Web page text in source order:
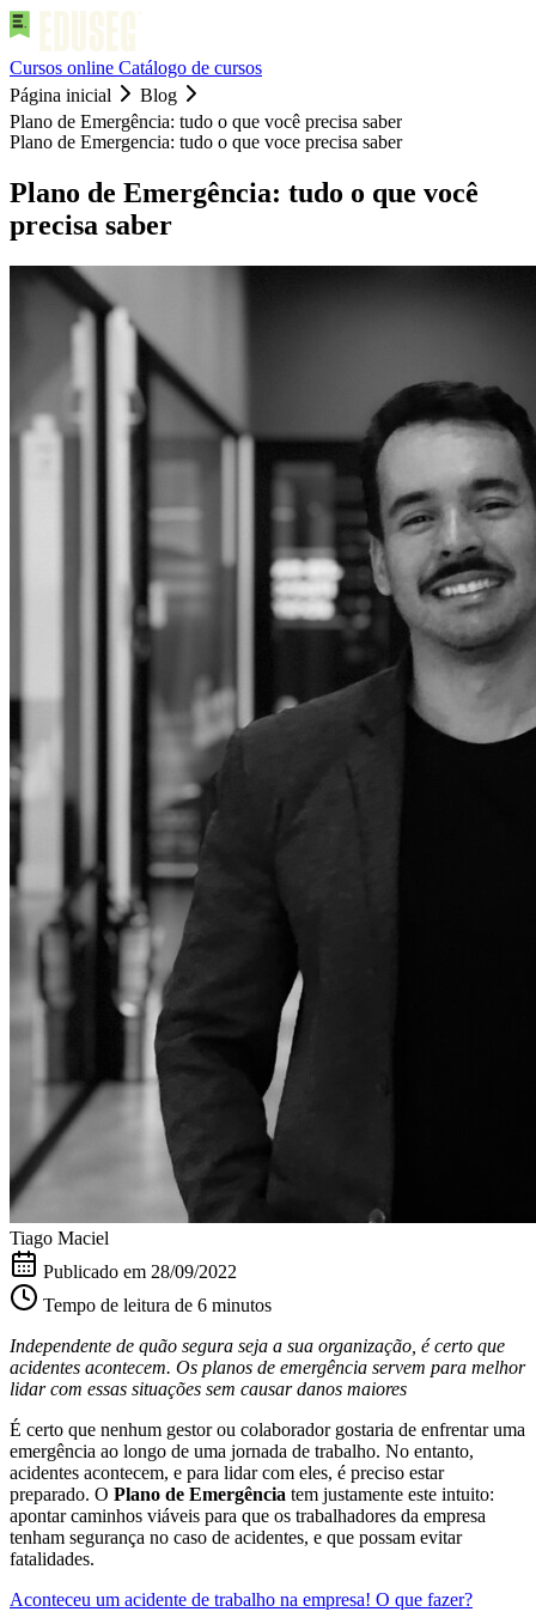
Cursos online Catálogo de cursos
Página inicial
Blog
Plano de Emergência: tudo o que você precisa saber
Plano de Emergencia: tudo o que voce precisa saber
Plano de Emergência: tudo o que você
precisa saber
Tiago Maciel
Publicado em 28/09/2022
Tempo de leitura de 6 minutos
Independente de quão segura seja a sua organização, é certo que
acidentes acontecem. Os planos de emergência servem para melhor
lidar com essas situações sem causar danos maiores
É certo que nenhum gestor ou colaborador gostaria de enfrentar uma
emergência ao longo de uma jornada de trabalho. No entanto,
acidentes acontecem, e para lidar com eles, é preciso estar
preparado. O Plano de Emergência tem justamente este intuito:
apontar caminhos viáveis para que os trabalhadores da empresa
tenham segurança no caso de acidentes, e que possam evitar
fatalidades.
Aconteceu um acidente de trabalho na empresa! O que fazer?